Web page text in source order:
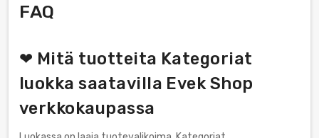
FAQ
❤ Mitä tuotteita Kategoriat
luokka saatavilla Evek Shop
verkkokaupassa